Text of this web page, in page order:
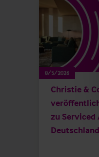
8/5/2026
Christie &
zu
Deutschland